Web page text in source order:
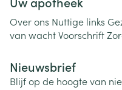
Over ons Nuttige links
van wachtVoorschrift
Nieuwsbrief
Blijf op de hoogte van